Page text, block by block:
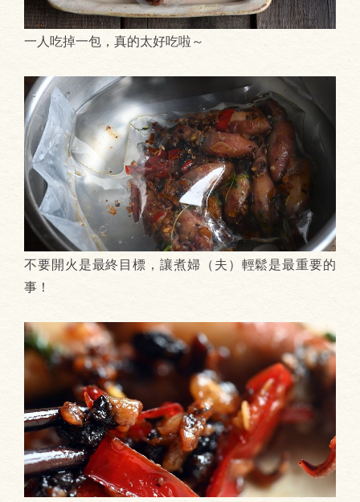
一人吃掉一包，真的太好吃啦～
不要開火是最終目標，讓煮婦（夫）輕鬆是最重要的
事！